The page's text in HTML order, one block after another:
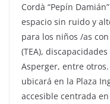
Cordà “Pepín
espacio sin ruido y
para los niños /as
(TEA),
Asperger, entre
ubicará en la Plaza
accesible centrada